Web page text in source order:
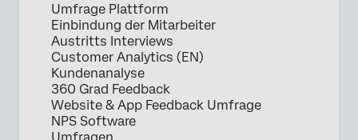
Umfrage Plattform
Einbindung der Mitarbeiter
Austritts Interviews
Customer Analytics (EN)
Kundenanalyse
360 Grad Feedback
Website & App Feedback Umfrage
NPS Software